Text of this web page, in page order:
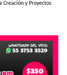
y Proyectos